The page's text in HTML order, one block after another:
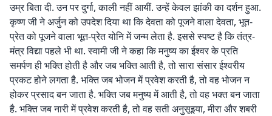
उम्र बिता दी. उन पर दुर्गा, काली नहीं आयीं. उन्हें केवल झांकी का दर्शन हुआ.
कृष्ण जी ने अर्जुन को उपदेश दिया था कि देवता को पूजने वाला देवता, भूत-
प्रेत को पूजने वाला भूत-प्रेत योनि में जन्म लेता है. इससे स्पष्ट है कि तंत्र-
मंत्र विद्या पहले भी था. स्वामी जी ने कहा कि मनुष्य का ईश्वर के प्रति
समर्पण ही भक्ति होती है और जब भक्ति आती है, तो सारा संसार ईश्वरीय
प्रकट होने लगता है. भक्ति जब भोजन में प्रवेश करती है, तो वह भोजन न
होकर प्रसाद बन जाता है. भक्ति जब मनुष्य में आती है, तो वह भक्त बन जाता
है. भक्ति जब नारी में प्रवेश करती है, तो वह सती अनुसूइया, मीरा और शबरी